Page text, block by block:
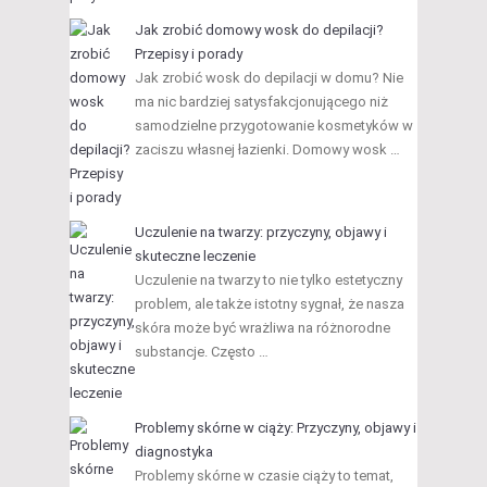
Jak zrobić domowy wosk do depilacji?
Przepisy i porady
Jak zrobić wosk do depilacji w domu? Nie
ma nic bardziej satysfakcjonującego niż
samodzielne przygotowanie kosmetyków w
zaciszu własnej łazienki. Domowy wosk …
Uczulenie na twarzy: przyczyny, objawy i
skuteczne leczenie
Uczulenie na twarzy to nie tylko estetyczny
problem, ale także istotny sygnał, że nasza
skóra może być wrażliwa na różnorodne
substancje. Często …
Problemy skórne w ciąży: Przyczyny, objawy i
diagnostyka
Problemy skórne w czasie ciąży to temat,